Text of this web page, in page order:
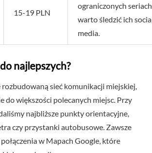
15-19 PLN
ograniczonych
warto śledzić ich
media.
najlepszych?
sieć komunikacji miejskiej,
do większości polecanych miejsc. Przy
najbliższe punkty orientacyjne,
czy przystanki autobusowe. Zawsze
w Mapach Google, które